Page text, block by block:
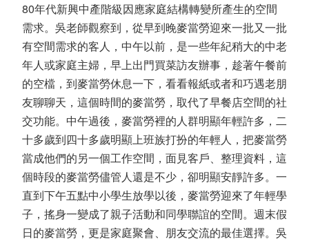
80年代新興中產階級因應家庭結構轉變所產生的空間
需求。吳老師觀察到，從早到晚麥當勞迎來一批又一批
有空間需求的客人，中午以前，是一些年紀稍大的中老
年人或家庭主婦，早上出門買菜訪友辦事，趁著午餐前
的空檔，到麥當勞休息一下，看看報紙或者和巧遇老朋
友聊聊天，這個時間的麥當勞，取代了早餐店空間的社
交功能。中午過後，麥當勞裡的人群明顯年輕許多，二
十多歲到四十多歲明顯上班族打扮的年輕人，把麥當勞
當成他們的另一個工作空間，面見客戶、整理資料，這
個時段的麥當勞儘管人還是不少，卻明顯安靜許多。一
直到下午五點中小學生放學以後，麥當勞迎來了年輕學
子，搖身一變成了親子活動和同學聯誼的空間。週末假
日的麥當勞，更是家庭聚會、朋友交流的最佳選擇。吳